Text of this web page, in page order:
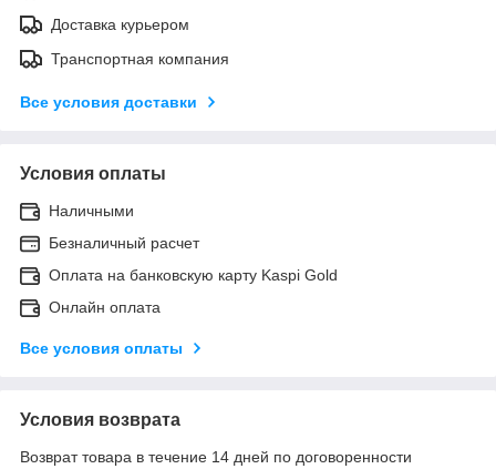
Доставка курьером
Транспортная компания
Все условия доставки
Условия оплаты
Наличными
Безналичный расчет
Оплата на банковскую карту Kaspi Gold
Онлайн оплата
Все условия оплаты
Условия возврата
Возврат товара в течение 14 дней по договоренности